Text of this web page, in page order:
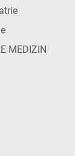
MEDIZIN